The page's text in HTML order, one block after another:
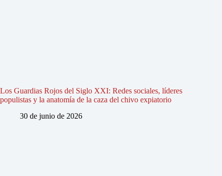
Los Guardias Rojos del Siglo XXI: Redes sociales, líderes
populistas y la anatomía de la caza del chivo expiatorio
30 de junio de 2026